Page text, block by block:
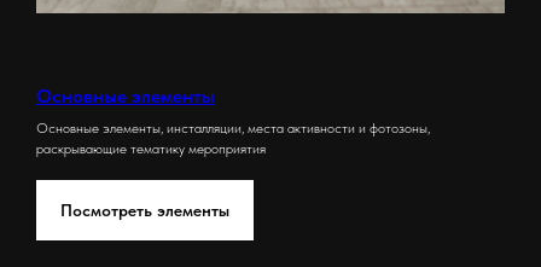
Основные элементы
Основные элементы, инсталляции, места активности и фотозоны,
раскрывающие тематику мероприятия
Посмотреть элементы